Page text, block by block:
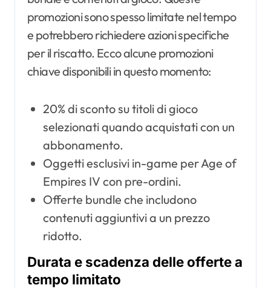
promozioni sono spesso limitate nel tempo
e potrebbero richiedere azioni specifiche
per il riscatto. Ecco alcune promozioni
chiave disponibili in questo momento:
20% di sconto su titoli di gioco
selezionati quando acquistati con un
abbonamento.
Oggetti esclusivi in-game per Age of
Empires IV con pre-ordini.
Offerte bundle che includono
contenuti aggiuntivi a un prezzo
ridotto.
Durata e scadenza delle offerte a
tempo limitato